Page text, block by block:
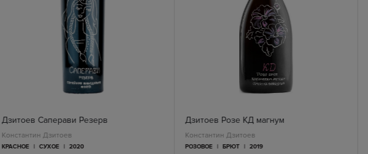
Дзитоев Саперави Резерв
Константин Дзитоев
КРАСНОЕ | СУХОЕ | 2020
Дзитоев Розе КД магнум
Константин Дзитоев
РОЗОВОЕ | БРЮТ | 2019